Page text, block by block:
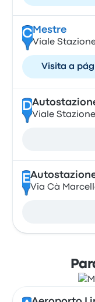
CMestre
Viale
Visita a
D
Viale
E
Via Cà